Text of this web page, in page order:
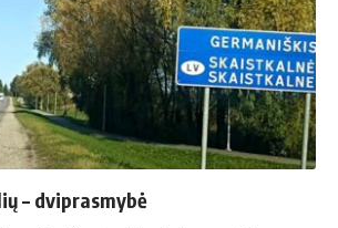
– dviprasmybė